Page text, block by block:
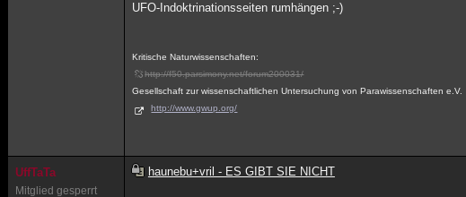
UFO-Indoktrinationsseiten rumhängen ;-)
Kritische Naturwissenschaften:
http://f50.parsimony.net/forum200031/
Gesellschaft zur wissenschaftlichen Untersuchung von Parawissenschaften e.V.
http://www.gwup.org/
UffTaTa
Mitglied gesperrt
haunebu+vril - ES GIBT SIE NICHT